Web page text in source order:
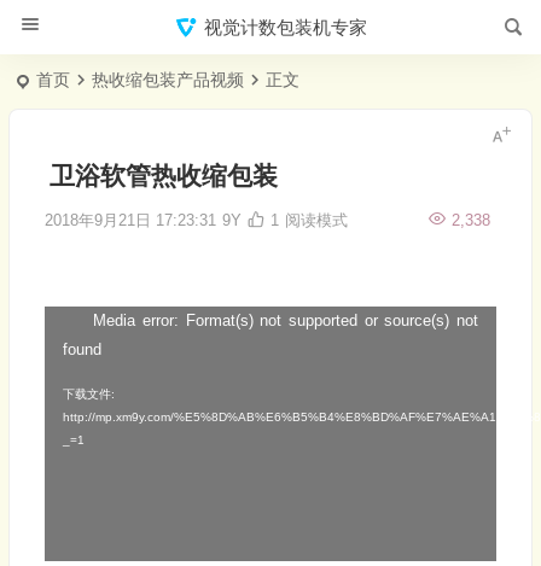
视觉计数包装机专家
首页 热收缩包装产品视频 正文
卫浴软管热收缩包装
2018年9月21日 17:23:31 9Y 2,338
1 阅读模式
Media error: Format(s) not supported or source(s) not
found
下载文件:
http://mp.xm9y.com/
_=1